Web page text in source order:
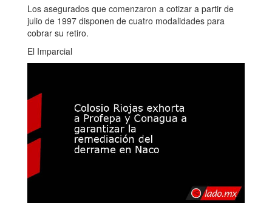
Los asegurados que comenzaron a cotizar a partir de
julio de 1997 disponen de cuatro modalidades para
cobrar su retiro.
El Imparcial